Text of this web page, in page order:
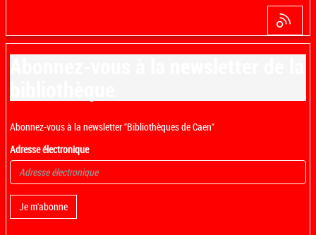
Abonnez-vous à la newsletter "Bibliothèques de Caen"
Adresse électronique
Je m'abonne